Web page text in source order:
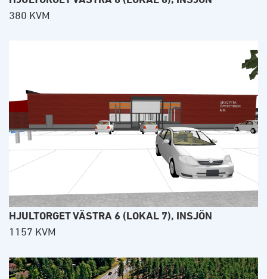
380 KVM
HJULTORGET VÄSTRA 6 (LOKAL 7), INSJÖN
1157 KVM